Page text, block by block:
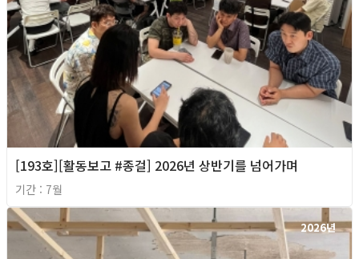
[193호][활동보고 #종걸] 2026년 상반기를 넘어가며
기간 : 7월
2026년